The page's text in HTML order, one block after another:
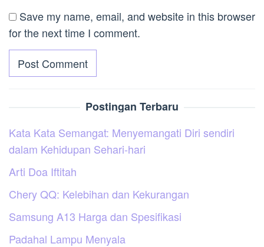
Save my name, email, and website in this browser
for the next time I comment.
Postingan Terbaru
Kata Kata Semangat: Menyemangati Diri sendiri
dalam Kehidupan Sehari-hari
Arti Doa Iftitah
Chery QQ: Kelebihan dan Kekurangan
Samsung A13 Harga dan Spesifikasi
Padahal Lampu Menyala